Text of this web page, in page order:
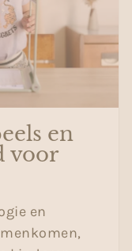
en
voor
en